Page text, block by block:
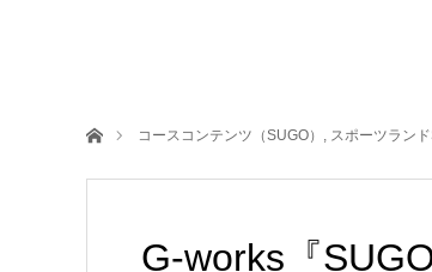
ホームコースコンテンツ（SUGO） , スポーツラン
G-works『